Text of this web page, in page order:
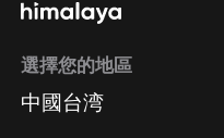
方法 Google Play取消訂
選擇您的地區
中國台湾